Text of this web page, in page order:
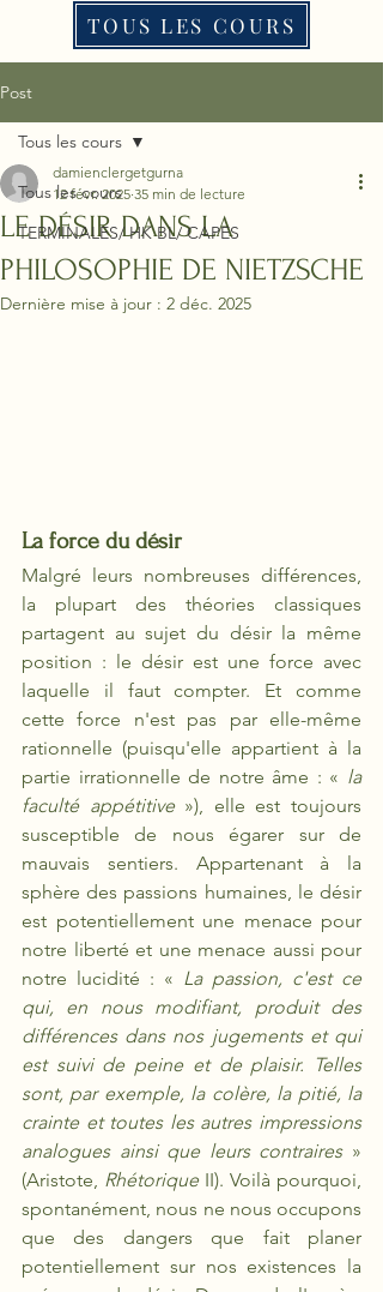
TOUS LES COURS
Post
Tous les cours
TERMINALES/ HK BL/ CAPES
Tous les cours
LE DÉSIR DANS LA
PHILOSOPHIE DE NIETZSCHE
damienclergetgurna
12 févr. 2025 35 min de lecture
Dernière mise à jour : 2 déc. 2025
La force du désir
Malgré leurs nombreuses différences,
la plupart des théories classiques
partagent au sujet du désir la même
position : le désir est une force avec
laquelle il faut compter. Et comme
cette force n'est pas par elle-même
rationnelle (puisqu'elle appartient à la
partie irrationnelle de notre âme : « la
faculté appétitive »), elle est toujours
susceptible de nous égarer sur de
mauvais sentiers. Appartenant à la
sphère des passions humaines, le désir
est potentiellement une menace pour
notre liberté et une menace aussi pour
notre lucidité : « La passion, c'est ce
qui, en nous modifiant, produit des
différences dans nos jugements et qui
est suivi de peine et de plaisir. Telles
sont, par exemple, la colère, la pitié, la
crainte et toutes les autres impressions
analogues ainsi que leurs contraires »
(Aristote,
Rhétorique II). Voilà pourquoi,
spontanément, nous ne nous occupons
que des dangers que fait planer
potentiellement sur nos existences la